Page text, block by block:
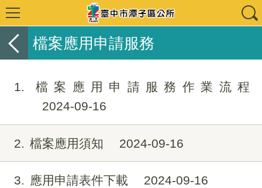
檔案應用申請服務
1
檔案應用申請服務作業流程
2024-09-16
2 檔案應用須知 2024-09-16
3 應用申請表件下載 2024-09-16